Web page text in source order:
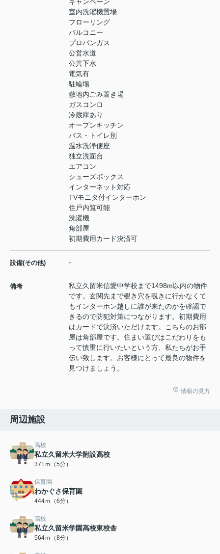
室内洗濯機置場
フローリング
バルコニー
プロパンガス
公営水道
公共下水
電気有
駐輪場
敷地内ごみ置き場
ガスコンロ
冷蔵庫あり
オープンキッチン
バス・トイレ別
温水洗浄便座
独立洗面台
エアコン
シューズボックス
インターネット対応
TVモニタ付インターホン
住戸内覧可能
洗濯機
角部屋
初期費用カード決済可
設備(その他) -
備考
私立久留米信愛中学校まで1498m以内の物件
です。玄関先まで覗き穴を覗きに行かなくて
もインターホン越しに誰が来たのかを確認で
きるので防犯対策につながります。初期費用
はカードで決済いただけます。こちらのお部
屋は角部屋です。住まい選びはこだわりをも
って慎重に行いたいという方、私たちがお手
伝い致します。お客様にとって最良の物件を
見つけましょう。
情報の見方
周辺施設
高校
私立久留米大学附設高校
371ｍ（5分）
保育園
わかぐさ保育園
444ｍ（6分）
高校
私立久留米学園高校東校舎
564ｍ（8分）